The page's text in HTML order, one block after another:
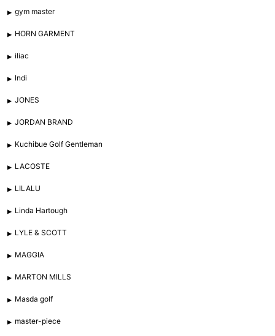
gym master
HORN GARMENT
iliac
Indi
JONES
JORDAN BRAND
Kuchibue Golf Gentleman
LACOSTE
LILALU
Linda Hartough
LYLE & SCOTT
MAGGIA
MARTON MILLS
Masda golf
master-piece